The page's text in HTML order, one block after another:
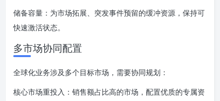
储备容量：为市场拓展、突发事件预留的缓冲资源，保持可
快速激活状态。
多市场协同配置
全球化业务涉及多个目标市场，需要协同规划：
核心市场重投入：销售额占比高的市场，配置优质的专属资